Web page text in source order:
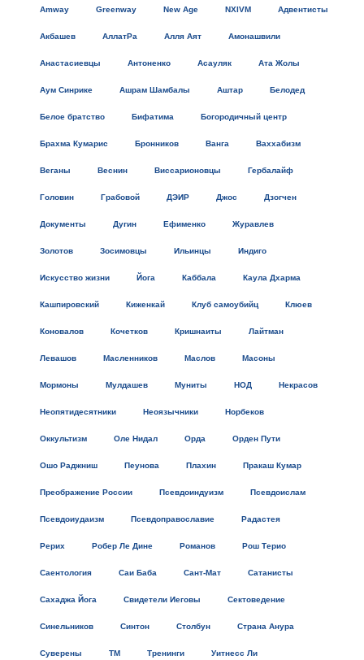
Amway Greenway New Age NXIVM Адвентисты
Акбашев АллатРа Алля Аят Амонашвили
Анастасиевцы Антоненко Асауляк Ата Жолы
Аум Синрике Ашрам Шамбалы Аштар Белодед
Белое братство Бифатима Богородичный центр
Брахма Кумарис Бронников Ванга Ваххабизм
Веганы Веснин Виссарионовцы Гербалайф
Головин Грабовой ДЭИР Джос Дзогчен
Документы Дугин Ефименко Журавлев
Золотов Зосимовцы Ильинцы Индиго
Искусство жизни Йога Каббала Каула Дхарма
Кашпировский Киженкай Клуб самоубийц Клюев
Коновалов Кочетков Кришнаиты Лайтман
Левашов Масленников Маслов Масоны
Мормоны Мулдашев Муниты НОД Некрасов
Неопятидесятники Неоязычники Норбеков
Оккультизм Оле Нидал Орда Орден Пути
Ошо Раджниш Пеунова Плахин Пракаш Кумар
Преображение России Псевдоиндуизм Псевдоислам
Псевдоиудаизм Псевдоправославие Радастея
Рерих Робер Ле Дине Романов Рош Терио
Саентология Саи Баба Сант-Мат Сатанисты
Сахаджа Йога Свидетели Иеговы Сектоведение
Синельников Синтон Столбун Страна Анура
Суверены ТМ Тренинги Уитнесс Ли